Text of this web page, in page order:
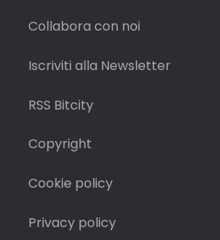
Collabora con noi
Iscriviti alla Newsletter
RSS Bitcity
Copyright
Cookie policy
Privacy policy